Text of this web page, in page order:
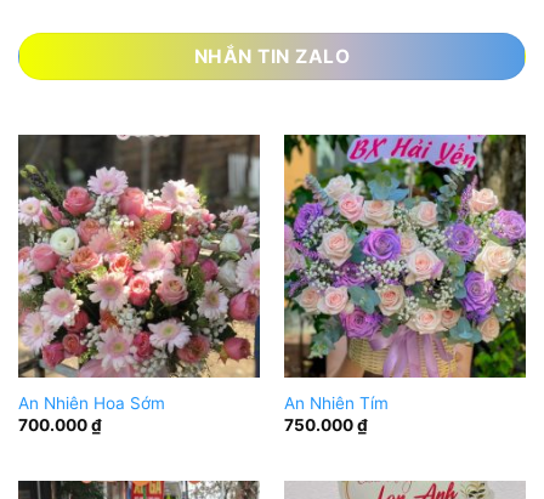
NHẮN TIN ZALO
An Nhiên Hoa Sớm
700.000₫
An Nhiên Tím
750.000₫